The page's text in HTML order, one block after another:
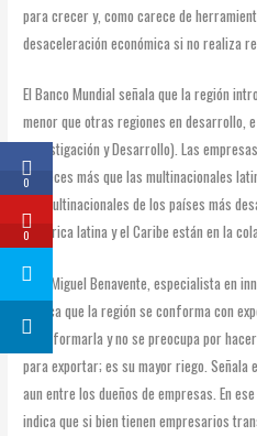
0
0
para crecer y, como carece de
desaceleración económica si no realiza
El Banco Mundial señala que la región
menor que otras regiones en desarrollo,
(Investigación y Desarrollo). Las
34 veces más que las multinacionales
las multinacionales de los países más
“América latina y el Caribe están en la
José Miguel Benavente, especialista en
explica que la región se conforma con
transformarla y no se preocupa por
para exportar; es su mayor riego. Señala
aun entre los dueños de empresas. En
indica que si bien tienen empresarios